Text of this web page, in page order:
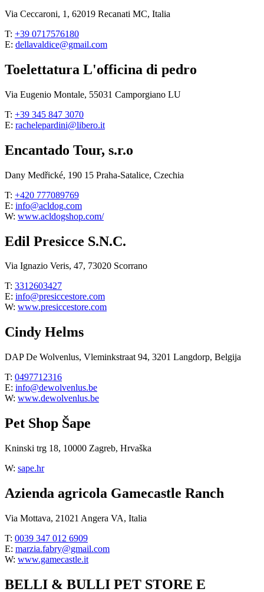
Via Ceccaroni, 1, 62019 Recanati MC, Italia
T: +39 0717576180
E: dellavaldice@gmail.com
Toelettatura L'officina di pedro
Via Eugenio Montale, 55031 Camporgiano LU
T: +39 345 847 3070
E: rachelepardini@libero.it
Encantado Tour, s.r.o
Dany Medřické, 190 15 Praha-Satalice, Czechia
T: +420 777089769
E: info@acldog.com
W: www.acldogshop.com/
Edil Presicce S.N.C.
Via Ignazio Veris, 47, 73020 Scorrano
T: 3312603427
E: info@presiccestore.com
W: www.presiccestore.com
Cindy Helms
DAP De Wolvenlus, Vleminkstraat 94, 3201 Langdorp, Belgija
T: 0497712316
E: info@dewolvenlus.be
W: www.dewolvenlus.be
Pet Shop Šape
Kninski trg 18, 10000 Zagreb, Hrvaška
W: sape.hr
Azienda agricola Gamecastle Ranch
Via Mottava, 21021 Angera VA, Italia
T: 0039 347 012 6909
E: marzia.fabry@gmail.com
W: www.gamecastle.it
BELLI & BULLI PET STORE E